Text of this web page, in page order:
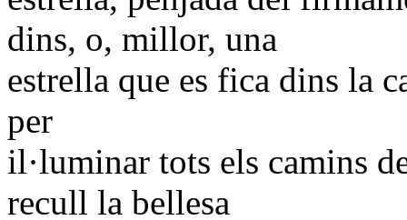
dins, o, millor, una
estrella que es fica dins la
per
il·luminar tots els camins
recull la bellesa